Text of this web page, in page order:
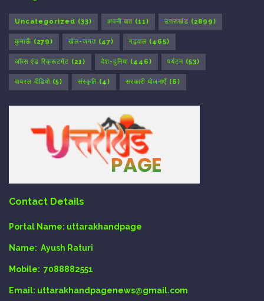
Uncategorized (33) अपनी बात (11) उत्तराखंड (2899)
कुमाऊँ (279) खेल-जगत (47) गढ़वाल (465)
जॉब्स एंड रिक्रूटमेंट (21) देश-दुनिया (446) पर्यटन (53)
वायरल वीडियो (5) संस्कृति (4) सरकारी योजनाएँ (6)
Contact Details
Portal Name: uttarakhandpage
Name: Ayush Raturi
Mobile: 7088882551
Email: uttarakhandpagenews@gmail.com